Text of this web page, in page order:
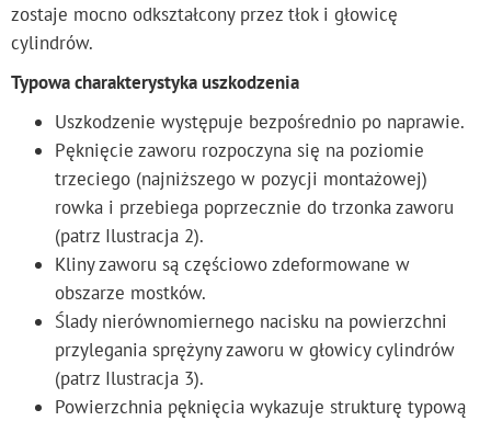
zostaje mocno odkształcony przez tłok i głowicę
cylindrów.
Typowa charakterystyka uszkodzenia
Uszkodzenie występuje bezpośrednio po naprawie.
Pęknięcie zaworu rozpoczyna się na poziomie
trzeciego (najniższego w pozycji montażowej)
rowka i przebiega poprzecznie do trzonka zaworu
(patrz Ilustracja 2).
Kliny zaworu są częściowo zdeformowane w
obszarze mostków.
Ślady nierównomiernego nacisku na powierzchni
przylegania sprężyny zaworu w głowicy cylindrów
(patrz Ilustracja 3).
Powierzchnia pęknięcia wykazuje strukturę typową